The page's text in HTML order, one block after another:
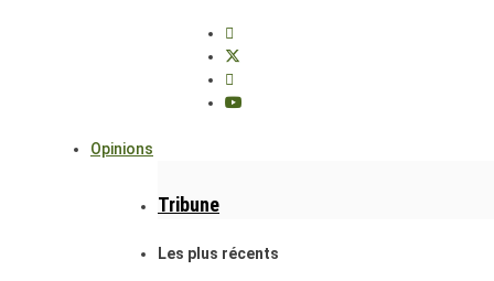
Opinions
Tribune
Les plus récents